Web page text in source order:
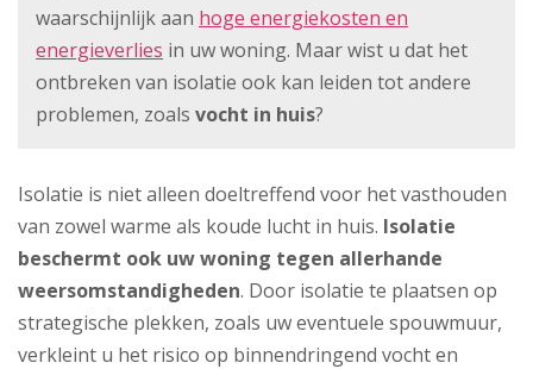
waarschijnlijk aan hoge energiekosten en
energieverlies in uw woning. Maar wist u dat het
ontbreken van isolatie ook kan leiden tot andere
problemen, zoals vocht in huis?
Isolatie is niet alleen doeltreffend voor het vasthouden
van zowel warme als koude lucht in huis. Isolatie
beschermt ook uw woning tegen allerhande
weersomstandigheden. Door isolatie te plaatsen op
strategische plekken, zoals uw eventuele spouwmuur,
verkleint u het risico op binnendringend vocht en